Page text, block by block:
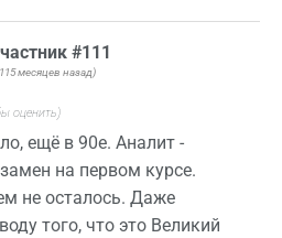
#111
месяцев назад)
оценить)
ещё в 90е. Аналит -
на первом курсе.
не осталось. Даже
того, что это Великий